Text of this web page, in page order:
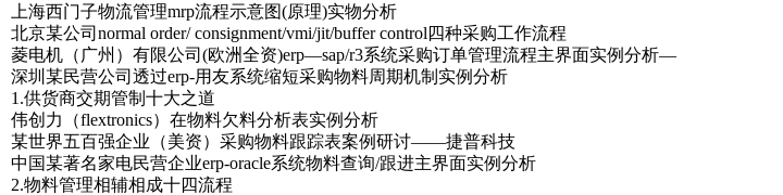
上海西门子物流管理mrp流程示意图(原理)实物分析
北京某公司normal order/ consignment/vmi/jit/buffer control四种采购工作流程
菱电机（广州）有限公司(欧洲全资)erp—sap/r3系统采购订单管理流程主界面实例分析—
深圳某民营公司透过erp-用友系统缩短采购物料周期机制实例分析
1.供货商交期管制十大之道
伟创力（flextronics）在物料欠料分析表实例分析
某世界五百强企业（美资）采购物料跟踪表案例研讨――捷普科技
中国某著名家电民营企业erp-oracle系统物料查询/跟进主界面实例分析
2.物料管理相辅相成十四流程